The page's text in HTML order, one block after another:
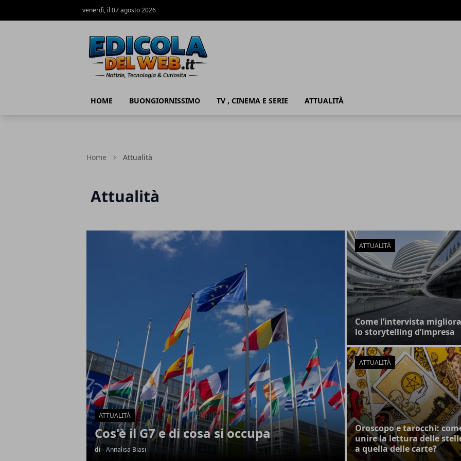
venerdì, il 07 agosto 2026
HOME BUONGIORNISSIMO TV , CINEMA E SERIE ATTUALITÀ
Home Attualità
Attualità
Articoli in Evidenza
ATTUALITÀ
Cos'è il G7 e di cosa si occupa
di - Annalisa Biasi
ATTUALITÀ
Come l’intervista migliora
lo storytelling d’impresa
ATTUALITÀ
Oroscopo e tarocchi:
unire la lettura delle
a quella delle carte?